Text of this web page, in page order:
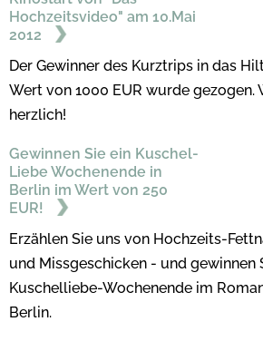
Hochzeitsvideo" am 10.Mai
2012
Der Gewinner des Kurztrips in das
Wert von 1000 EUR wurde gezogen.
herzlich!
Gewinnen Sie ein Kuschel-
Liebe Wochenende in
Berlin im Wert von 250
EUR!
Erzählen Sie uns von Hochzeits-
und Missgeschicken - und gewinnen
Kuschelliebe-Wochenende im
Berlin.